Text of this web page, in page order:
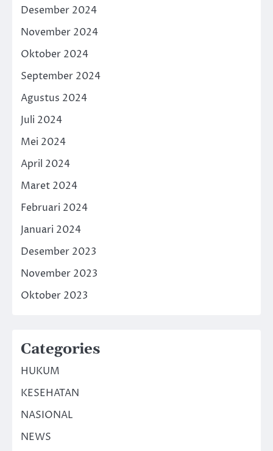
Desember 2024
November 2024
Oktober 2024
September 2024
Agustus 2024
Juli 2024
Mei 2024
April 2024
Maret 2024
Februari 2024
Januari 2024
Desember 2023
November 2023
Oktober 2023
Categories
HUKUM
KESEHATAN
NASIONAL
NEWS